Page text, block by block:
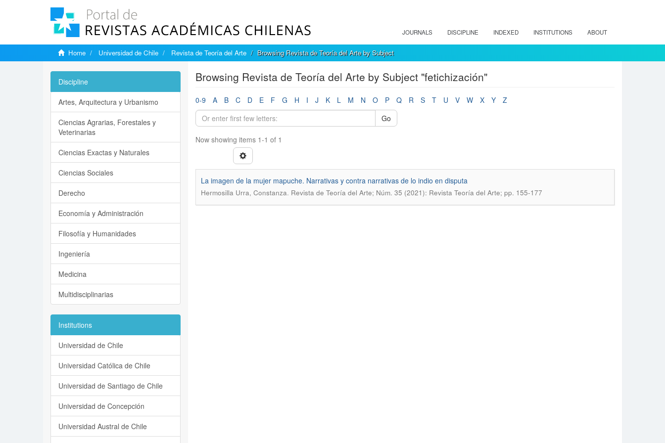
JOURNALS DISCIPLINE INDEXED INSTITUTIONS ABOUT
Home Universidad de Chile Revista de Teoría del Arte Browsing Revista de Teoría del Arte by Subject
Browsing Revista de Teoría del Arte by Subject "fetichización"
0-9 A B C D E F G H I J K L M N O P Q R S T U V W X Y
Z
Go
Now showing items 1-1 of 1
La imagen de la mujer mapuche. Narrativas y contra narrativas de lo indio en disputa
Hermosilla Urra, Constanza. Revista de Teoría del Arte; Núm. 35 (2021): Revista Teoría del Arte; pp. 155-177
Discipline
Artes, Arquitectura y Urbanismo
Ciencias Agrarias, Forestales y
Veterinarias
Ciencias Exactas y Naturales
Ciencias Sociales
Derecho
Economía y Administración
Filosofía y Humanidades
Ingeniería
Medicina
Multidisciplinarias
Institutions
Universidad de Chile
Universidad Católica de Chile
Universidad de Santiago de Chile
Universidad de Concepción
Universidad Austral de Chile